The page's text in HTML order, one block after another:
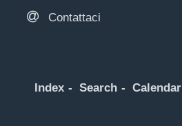
Contattaci
Index Search Calendar